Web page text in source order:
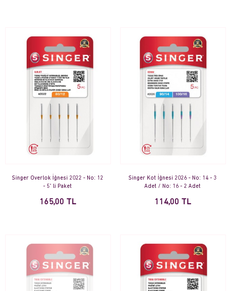
Singer Overlok İğnesi 2022 - No: 12
- 5' li Paket
165,00 TL
Singer Kot İğnesi 2026 - No: 14 - 3
Adet / No: 16 - 2 Adet
114,00 TL